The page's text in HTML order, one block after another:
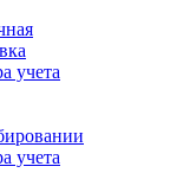
учета
учета